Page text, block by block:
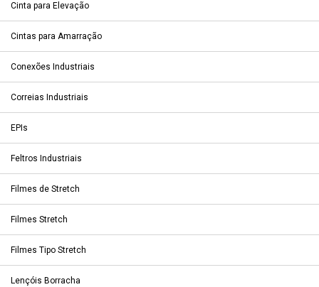
Cinta para Elevação
Cintas para Amarração
Conexões Industriais
Correias Industriais
EPIs
Feltros Industriais
Filmes de Stretch
Filmes Stretch
Filmes Tipo Stretch
Lençóis Borracha